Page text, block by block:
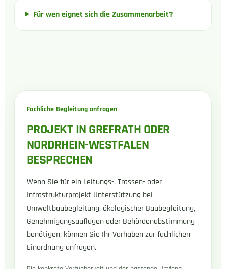
Für wen eignet sich die Zusammenarbeit?
Fachliche Begleitung anfragen
PROJEKT IN GREFRATH ODER
NORDRHEIN-WESTFALEN
BESPRECHEN
Wenn Sie für ein Leitungs-, Trassen- oder
Infrastrukturprojekt Unterstützung bei
Umweltbaubegleitung, ökologischer Baubegleitung,
Genehmigungsauflagen oder Behördenabstimmung
benötigen, können Sie Ihr Vorhaben zur fachlichen
Einordnung anfragen.